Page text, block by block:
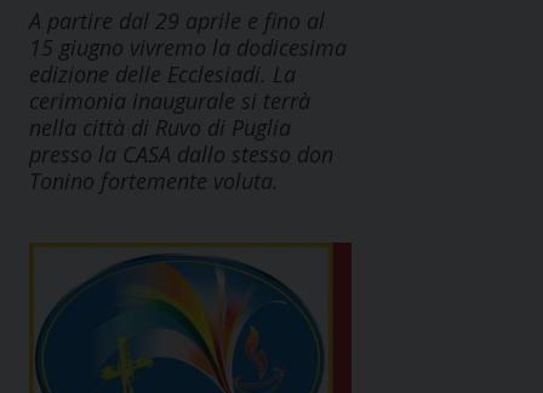
A partire dal 29 aprile e fino al
15 giugno vivremo la dodicesima
edizione delle Ecclesiadi. La
cerimonia inaugurale si terrà
nella città di Ruvo di Puglia
presso la CASA dallo stesso don
Tonino fortemente voluta.